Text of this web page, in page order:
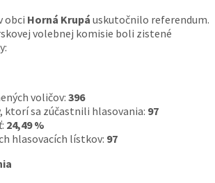
obci Horná Krupá uskutočnilo referendum.
volebnej komisie boli zistené
voličov: 396
ktorí sa zúčastnili hlasovania: 97
24,49 %
hlasovacích lístkov: 97